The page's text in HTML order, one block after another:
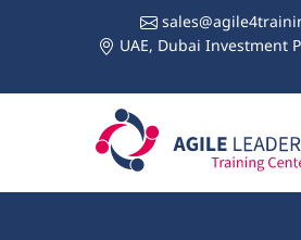
UAE, Dubai Investment